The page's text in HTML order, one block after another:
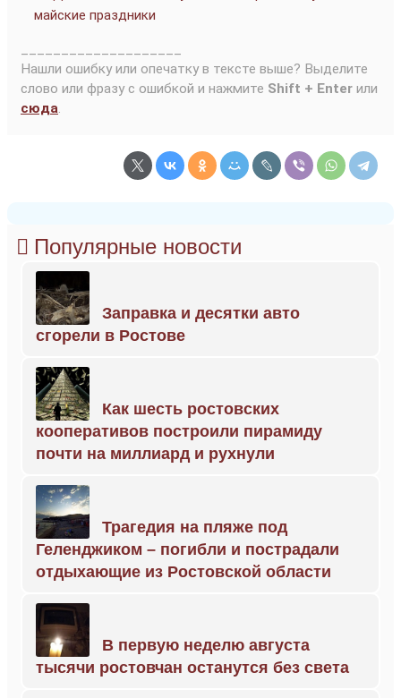
майские праздники
Нашли ошибку или опечатку в тексте выше? Выделите
слово или фразу с ошибкой и нажмите Shift + Enter или
сюда.
Популярные новости
Заправка и десятки авто
сгорели в Ростове
Как шесть ростовских
кооперативов построили пирамиду
почти на миллиард и рухнули
Трагедия на пляже под
Геленджиком – погибли и пострадали
отдыхающие из Ростовской области
В первую неделю августа
тысячи ростовчан останутся без света